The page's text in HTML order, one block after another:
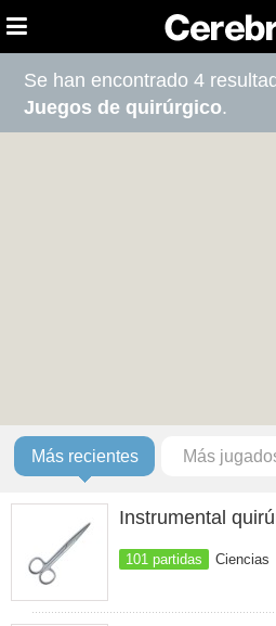
Se han encontrado 4
Juegos de quirúrgico.
Más recientes Más
Instrumental
101 partidas Ciencias